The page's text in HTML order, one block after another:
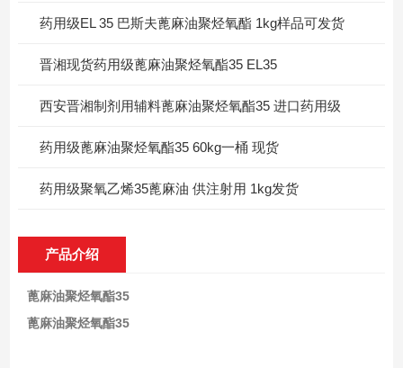
药用级EL 35 巴斯夫蓖麻油聚烃氧酯 1kg样品可发货
晋湘现货药用级蓖麻油聚烃氧酯35 EL35
西安晋湘制剂用辅料蓖麻油聚烃氧酯35 进口药用级
药用级蓖麻油聚烃氧酯35 60kg一桶 现货
药用级聚氧乙烯35蓖麻油 供注射用 1kg发货
产品介绍
蓖麻油聚烃氧酯35
蓖麻油聚烃氧酯35